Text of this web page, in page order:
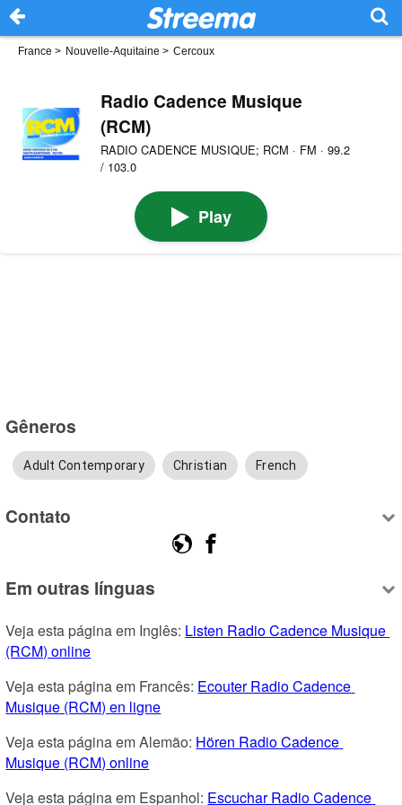
France > Nouvelle-Aquitaine > Cercoux
Radio Cadence Musique
(RCM)
RADIO CADENCE MUSIQUE; RCM · FM · 99.2
/ 103.0
Play
Gêneros
Adult Contemporary Christian French
Contato
Em outras línguas
Veja esta página em Inglês: Listen Radio Cadence Musique
(RCM) online
Veja esta página em Francês: Ecouter Radio Cadence
Musique (RCM) en ligne
Veja esta página em Alemão: Hören Radio Cadence
Musique (RCM) online
Veja esta página em Espanhol: Escuchar Radio Cadence